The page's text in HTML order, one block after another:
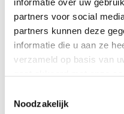
partners voor social
partners kunnen deze
informatie die u aan ze
verzameld op basis van
Noodzakelijk
We werken nauw
Universiteit en
wetenschappelijke
geriatrische
initiatief met als doel